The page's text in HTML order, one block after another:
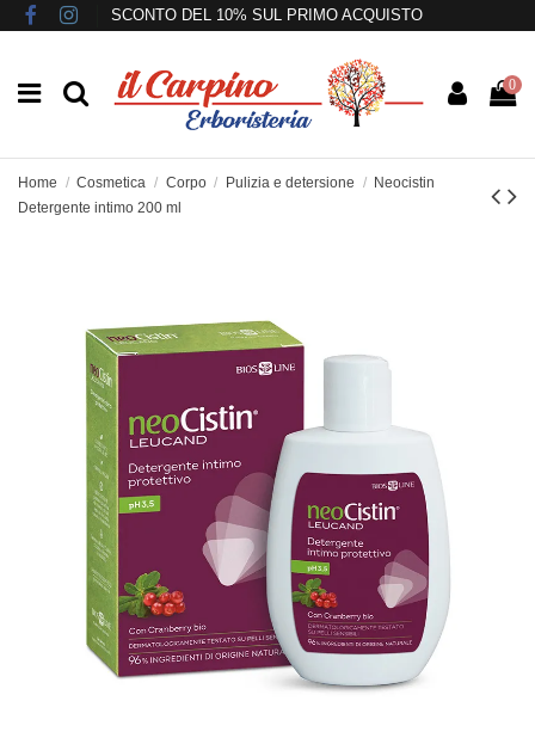
SCONTO DEL 10% SUL PRIMO ACQUISTO
0
Home Cosmetica Corpo Pulizia e detersione
Neocistin
Detergente intimo 200 ml